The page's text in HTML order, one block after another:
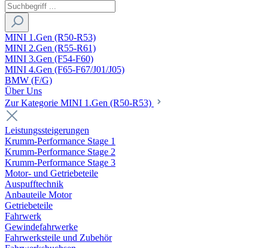
MINI 1.Gen (R50-R53)
MINI 2.Gen (R55-R61)
MINI 3.Gen (F54-F60)
MINI 4.Gen (F65-F67/J01/J05)
BMW (F/G)
Über Uns
Zur Kategorie MINI 1.Gen (R50-R53)
Leistungssteigerungen
Krumm-Performance Stage 1
Krumm-Performance Stage 2
Krumm-Performance Stage 3
Motor- und Getriebeteile
Auspufftechnik
Anbauteile Motor
Getriebeteile
Fahrwerk
Gewindefahrwerke
Fahrwerksteile und Zubehör